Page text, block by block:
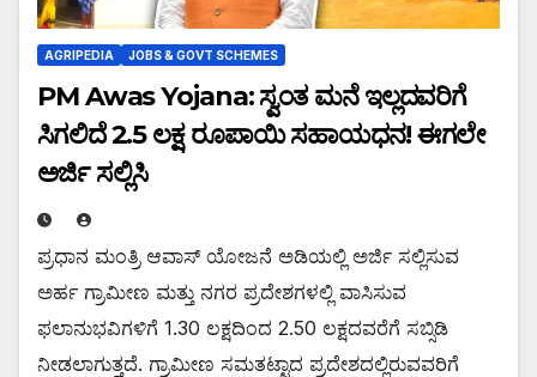
AGRIPEDIA JOBS & GOVT SCHEMES
PM Awas Yojana: ಸ್ವಂತ ಮನೆ ಇಲ್ಲದವರಿಗೆ
ಸಿಗಲಿದೆ 2.5 ಲಕ್ಷ ರೂಪಾಯಿ ಸಹಾಯಧನ! ಈಗಲೇ
ಅರ್ಜಿ ಸಲ್ಲಿಸಿ
ಪ್ರಧಾನ ಮಂತ್ರಿ ಆವಾಸ್ ಯೋಜನೆ ಅಡಿಯಲ್ಲಿ ಅರ್ಜಿ ಸಲ್ಲಿಸುವ
ಅರ್ಹ ಗ್ರಾಮೀಣ ಮತ್ತು ನಗರ ಪ್ರದೇಶಗಳಲ್ಲಿ ವಾಸಿಸುವ
ಫಲಾನುಭವಿಗಳಿಗೆ 1.30 ಲಕ್ಷದಿಂದ 2.50 ಲಕ್ಷದವರೆಗೆ ಸಬ್ಸಿಡಿ
ನೀಡಲಾಗುತ್ತದೆ. ಗ್ರಾಮೀಣ ಸಮತಟ್ಟಾದ ಪ್ರದೇಶದಲ್ಲಿರುವವರಿಗೆ